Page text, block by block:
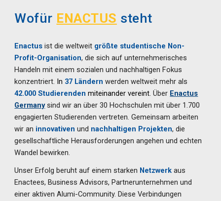
Wofür ENACTUS steht
Enactus ist die weltweit größte studentische Non-
Profit-Organisation, die sich auf unternehmerisches
Handeln mit einem sozialen und nachhaltigen Fokus
konzentriert. In 37 Ländern werden weltweit mehr als
42.000 Studierenden miteinander vereint. Über Enactus
Germanysind wir an über 30 Hochschulen mit über 1.700
engagierten Studierenden vertreten. Gemeinsam arbeiten
wir an innovativen und nachhaltigen Projekten, die
gesellschaftliche Herausforderungen angehen und echten
Wandel bewirken.
Unser Erfolg beruht auf einem starken Netzwerk aus
Enactees, Business Advisors, Partnerunternehmen und
einer aktiven Alumi-Community. Diese Verbindungen